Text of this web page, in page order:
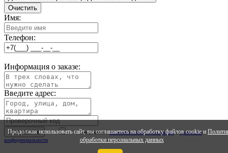
Продолжая использовать сайт, вы соглашаетесь на обработку файлов cookie и
обработки персональных данных
Очистить
Имя:
Телефон:
Информация о заказе:
Введите адрес:
Ознакомлен сползовательским соглашениемиправилами
конфиденциальности